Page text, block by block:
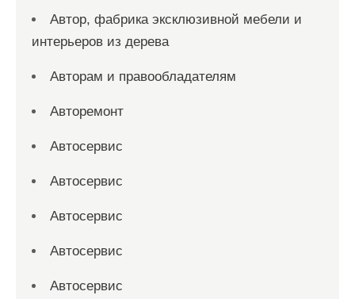
Автор, фабрика эксклюзивной мебели и
интерьеров из дерева
Авторам и правообладателям
Авторемонт
Автосервис
Автосервис
Автосервис
Автосервис
Автосервис